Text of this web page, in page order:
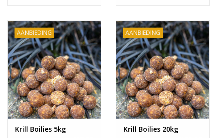
AANBIEDING
Krill Boilies 5kg
AANBIEDING
Krill Boilies 20kg